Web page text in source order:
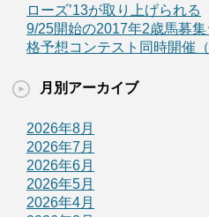
ローズ’13が取り上げられる
9/25開始の2017年2歳馬募
格予想コンテスト同時開催
月別アーカイブ
2026年8月
2026年7月
2026年6月
2026年5月
2026年4月